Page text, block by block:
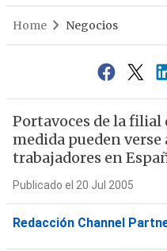
Home Negocios
Portavoces de la filial
medida pueden verse
trabajadores en
Publicado el 20 Jul 2005
Redacción Channel